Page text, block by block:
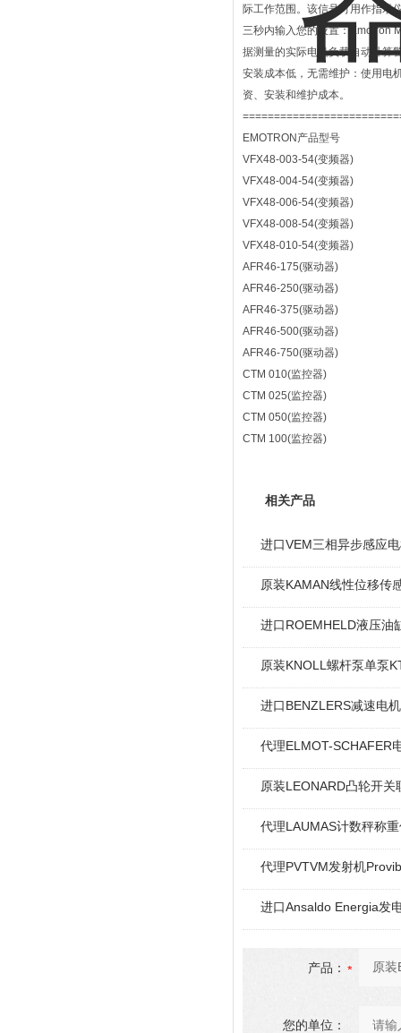
际工作范围。该信号可用作指示
三秒内输入您的设置：Emotron
据测量的实际电机负载自动计算
安装成本低，无需维护：使用电
资、安装和维护成本。
EMOTRON产品型号
VFX48-003-54(变频器)
VFX48-004-54(变频器)
VFX48-006-54(变频器)
VFX48-008-54(变频器)
VFX48-010-54(变频器)
AFR46-175(驱动器)
AFR46-250(驱动器)
AFR46-375(驱动器)
AFR46-500(驱动器)
AFR46-750(驱动器)
CTM 010(监控器)
CTM 025(监控器)
CTM 050(监控器)
CTM 100(监控器)
相关产品
进口VEM三相异步感应
原装KAMAN线性位移传
进口ROEMHELD液压油
原装KNOLL螺杆泵单泵
进口BENZLERS减速电
代理ELMOT-SCHAFER
原装LEONARD凸轮开关
代理LAUMAS计数秤称
代理PVTVM发射机
进口Ansaldo Energia发
产品：
您的单位：